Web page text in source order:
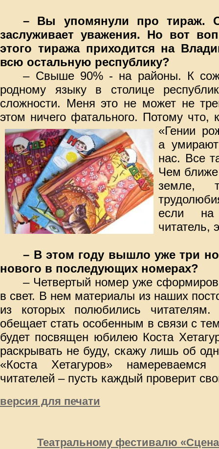
– Вы упомянули про тираж.
заслуживает уважения. Но вот
этого тиража приходится на
всю остальную республику?
– Свыше 90% - на районы. К
родному языку в столице
сложности. Меня это не может не
этом ничего фатального. Потому что,
«Гении
а
нас. Все
Чем ближе
земле,
если
читатель,
– В этом году вышло уже три
нового в последующих номерах?
– Четвертый номер уже
в свет. В нем материалы из наших
из которых полюбились
обещает стать особенным в связи с
будет посвящен юбилею Коста
раскрывать не буду, скажу лишь об
«Коста Хетагуров»
читателей – пусть каждый проверит
версия для печати
Театральному фестивалю